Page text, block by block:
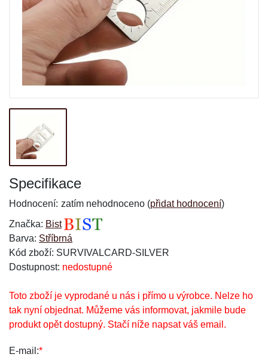
Specifikace
Hodnocení: zatím nehodnoceno (přidat hodnocení)
Značka: Bist
Barva: Stříbrná
Kód zboží: SURVIVALCARD-SILVER
Dostupnost: nedostupné
Toto zboží je vyprodané u nás i přímo u výrobce. Nelze ho
tak nyní objednat. Můžeme vás informovat, jakmile bude
produkt opět dostupný. Stačí níže napsat váš email.
E-mail:*